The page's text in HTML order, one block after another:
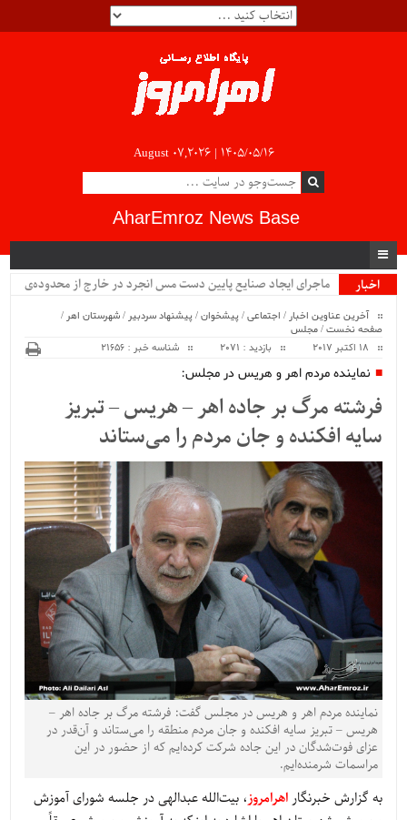
August 07,2026 | ۱۴۰۵/۰۵/۱۶
AharEmroz News Base
اخبار
ماجرای ایجاد صنایع پایین دست مس انجرد در خارج از محدوده‌ی
آخرین عناوین اخبار / اجتماعی/پیشخوان/پیشنهاد سردبیر /شهرستان اهر /
صفحه نخست/مجلس
بازدید : 2071 شناسه خبر : 21656
نماینده مردم اهر و هریس در مجلس:
فرشته مرگ بر جاده اهر – هریس – تبریز
سایه افکنده و جان مردم را می‌ستاند
نماینده مردم اهر و هریس در مجلس گفت: فرشته مرگ بر جاده اهر –
هریس – تبریز سایه افکنده و جان مردم منطقه را می‌ستاند و آن‌قدر در
عزای فوت‌شدگان در این جاده شرکت کرده‌ایم که از حضور در این
مراسمات شرمنده‌ایم.
به گزارش خبرنگاراهرامروز، بیت‌الله عبدالهی در جلسه شورای آموزش